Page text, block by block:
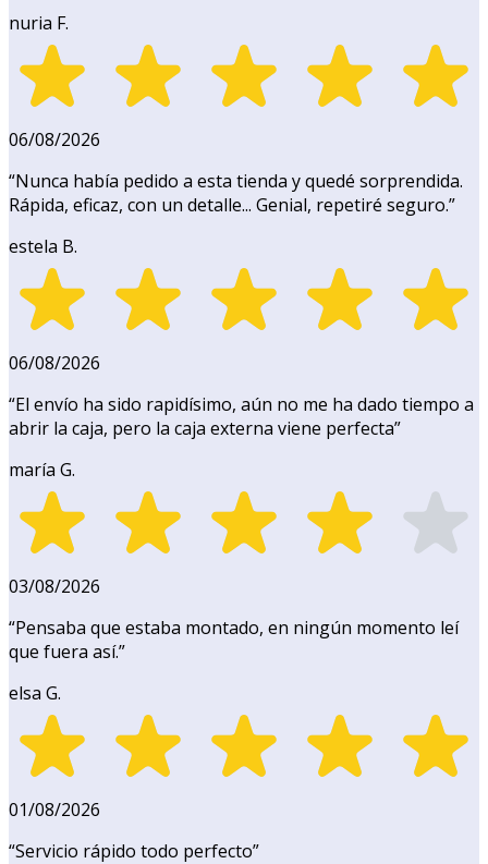
nuria F.
06/08/2026
“Nunca había pedido a esta tienda y quedé sorprendida.
Rápida, eficaz, con un detalle... Genial, repetiré seguro.”
estela B.
06/08/2026
“El envío ha sido rapidísimo, aún no me ha dado tiempo a
abrir la caja, pero la caja externa viene perfecta”
maría G.
03/08/2026
“Pensaba que estaba montado, en ningún momento leí
que fuera así.”
elsa G.
01/08/2026
“Servicio rápido todo perfecto”